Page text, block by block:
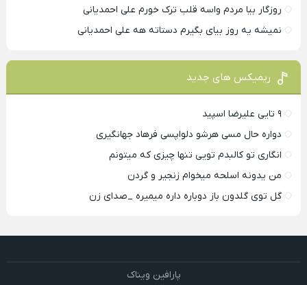
روزگار بیا مردم واسه قلب ترک خورم علی احمدیانی
نمیشه یه روز بیای بگیرم دستاته هه علی احمدیانی
ریمیکس های جدید
۹ تایی علیرضا اسپید
دواره حال مسی هرشو دلواپسی فرهاد جهانگیری
انگاری تو کالبدم تویی تنها چیزی که میتونم
من یدونه اسلحه میخوام زﻧﺠﻴﺮ و ﮔﺮدن
گل توی گلدون باز دوباره داره میمیره _صدای زن
پارافین ویناک